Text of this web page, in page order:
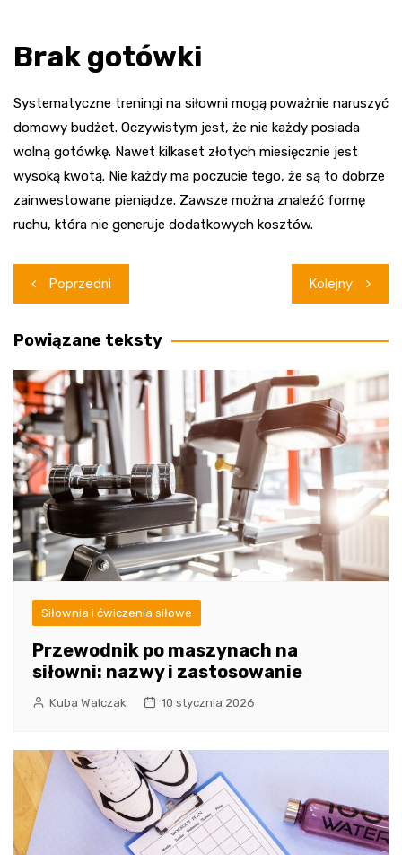
Brak gotówki
Systematyczne treningi na siłowni mogą poważnie naruszyć
domowy budżet. Oczywistym jest, że nie każdy posiada
wolną gotówkę. Nawet kilkaset złotych miesięcznie jest
wysoką kwotą. Nie każdy ma poczucie tego, że są to dobrze
zainwestowane pieniądze. Zawsze można znaleźć formę
ruchu, która nie generuje dodatkowych kosztów.
Nawigacja
wpisu
Poprzedni Kolejny
Powiązane teksty
Siłownia i ćwiczenia siłowe
Przewodnik po maszynach na
siłowni: nazwy i zastosowanie
Kuba Walczak 10 stycznia 2026